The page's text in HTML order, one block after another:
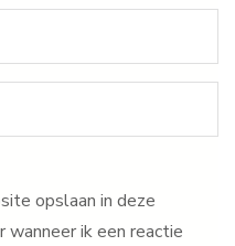
opslaan in deze
ik een reactie